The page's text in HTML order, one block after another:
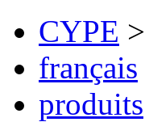
CYPE >
français
produits